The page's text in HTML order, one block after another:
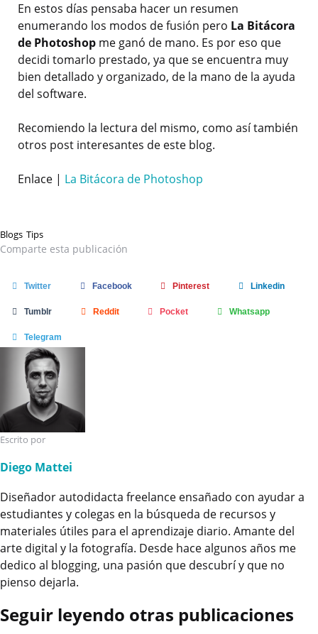
En estos días pensaba hacer un resumen
enumerando los modos de fusión pero La Bitácora
de Photoshop me ganó de mano. Es por eso que
decidi tomarlo prestado, ya que se encuentra muy
bien detallado y organizado, de la mano de la ayuda
del software.
Recomiendo la lectura del mismo, como así también
otros post interesantes de este blog.
Enlace | La Bitácora de Photoshop
Blogs Tips
Comparte esta publicación
Twitter Facebook Pinterest Linkedin
Tumblr Reddit Pocket Whatsapp
Telegram
Escrito por
Diego Mattei
Diseñador autodidacta freelance ensañado con ayudar a
estudiantes y colegas en la búsqueda de recursos y
materiales útiles para el aprendizaje diario. Amante del
arte digital y la fotografía. Desde hace algunos años me
dedico al blogging, una pasión que descubrí y que no
pienso dejarla.
Seguir leyendo otras publicaciones